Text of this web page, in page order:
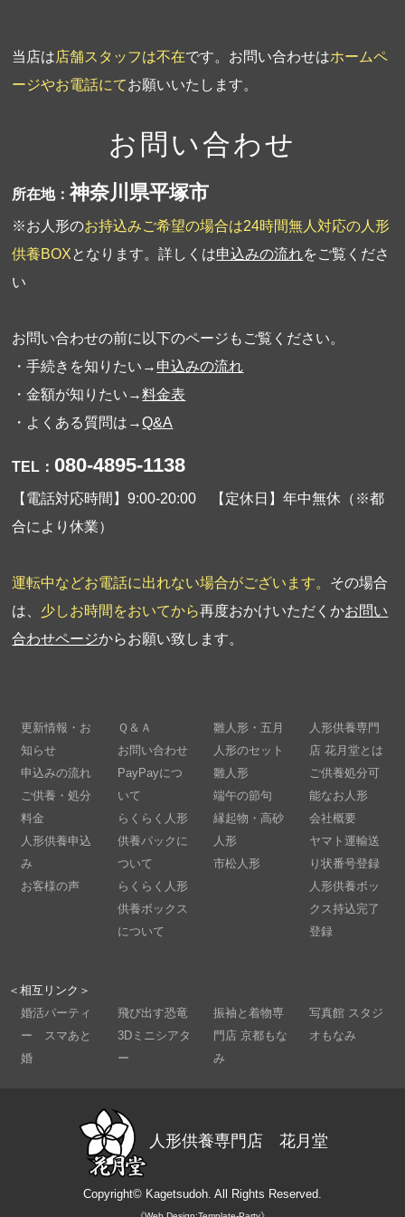
当店は店舗スタッフは不在です。お問い合わせはホームペ
ージやお電話にてお願いいたします。
お問い合わせ
所在地：神奈川県平塚市
※お人形のお持込みご希望の場合は24時間無人対応の人形
供養BOXとなります。詳しくは申込みの流れをご覧くださ
い
お問い合わせの前に以下のページもご覧ください。
・手続きを知りたい→ 申込みの流れ
・金額が知りたい→料金表
・よくある質問は→Q&A
TEL： 080-4895-1138
【電話対応時間】9:00-20:00 【定休日】年中無休（※都
合により休業）
運転中などお電話に出れない場合がございます。 その場合
は、 少しお時間をおいてから再度おかけいただくかお問い
合わせページからお願い致します。
更新情報・お
知らせ
申込みの流れ
ご供養・処分
料金
人形供養申込
み
お客様の声
Ｑ＆Ａ
お問い合わせ
PayPayにつ
いて
らくらく人形
供養パックに
ついて
らくらく人形
供養ボックス
について
雛人形・五月
人形のセット
雛人形
端午の節句
縁起物・高砂
人形
市松人形
人形供養専門
店 花月堂とは
ご供養処分可
能なお人形
会社概要
ヤマト運輸送
り状番号登録
人形供養ボッ
クス持込完了
登録
＜相互リンク＞
婚活パーティ
ー スマあと
婚
飛び出す恐竜
3Dミニシアタ
ー
振袖と着物専
門店 京都もな
み
写真館 スタジ
オもなみ
人形供養専門店 花月堂
Copyright© Kagetsudoh. All Rights Reserved.